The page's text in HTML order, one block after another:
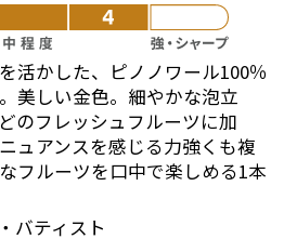
活かした、ピノノワール100％
美しい金色。細やかな泡立
のフレッシュフルーツに加
ュアンスを感じる力強くも複
フルーツを口中で楽しめる1本
バティスト